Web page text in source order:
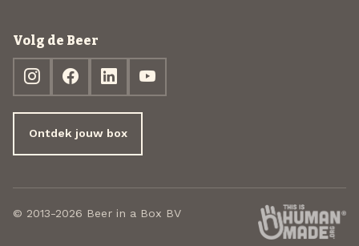
Volg de Beer
Ontdek jouw box
© 2013-2026 Beer in a Box BV